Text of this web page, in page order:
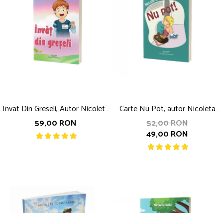
Invat Din Greseli, Autor Nicoleta
Fotau
59,00 RON
Carte Nu Pot, autor Nicoleta
Fotau
52,00 RON
49,00 RON